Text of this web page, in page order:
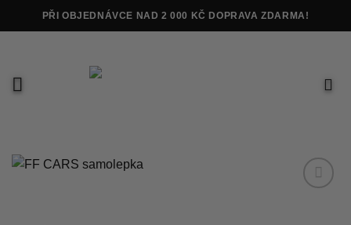
Přeskočit
na
PŘI OBJEDNÁVCE NAD 2 000 KČ DOPRAVA ZDARMA!